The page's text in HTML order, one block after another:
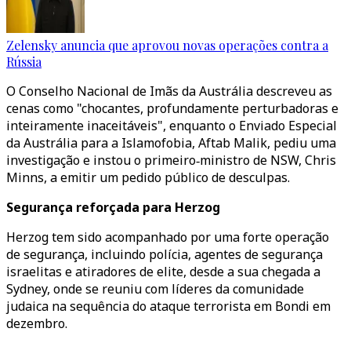
Zelensky anuncia que aprovou novas operações contra a
Rússia
O Conselho Nacional de Imãs da Austrália descreveu as
cenas como "chocantes, profundamente perturbadoras e
inteiramente inaceitáveis", enquanto o Enviado Especial
da Austrália para a Islamofobia, Aftab Malik, pediu uma
investigação e instou o primeiro‑ministro de NSW, Chris
Minns, a emitir um pedido público de desculpas.
Segurança reforçada para Herzog
Herzog tem sido acompanhado por uma forte operação
de segurança, incluindo polícia, agentes de segurança
israelitas e atiradores de elite, desde a sua chegada a
Sydney, onde se reuniu com líderes da comunidade
judaica na sequência do ataque terrorista em Bondi em
dezembro.